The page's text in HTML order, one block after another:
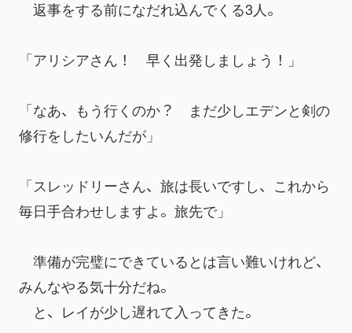
返事をする前になだれ込んでくる3人。
「アリシアさん！　早く出発しましょう！」
「なあ、もう行くのか？　まだ少しエデンと剣の
修行をしたいんだが」
「スレッドリーさん、旅は長いですし、これから
毎日手合わせしますよ。旅先で」
準備が完璧にできているとは言い難いけれど、
みんなやる気十分だね。
と、レイが少し遅れて入ってきた。